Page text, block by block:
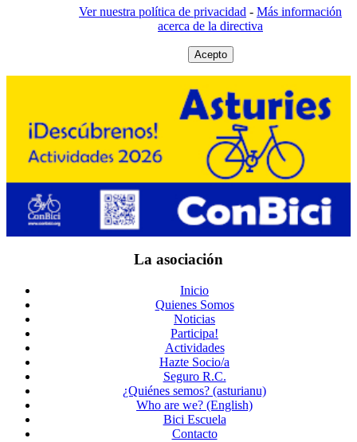
Ver nuestra política de privacidad - Más información
acerca de la directiva
Acepto
La asociación
Inicio
Quienes Somos
Noticias
Participa!
Actividades
Hazte Socio/a
Seguro R.C.
¿Quiénes semos? (asturianu)
Who are we? (English)
Bici Escuela
Contacto